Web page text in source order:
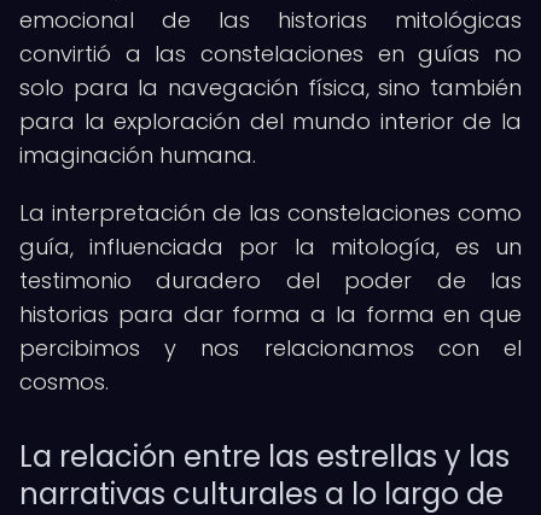
emocional de las historias mitológicas
convirtió a las constelaciones en guías no
solo para la navegación física, sino también
para la exploración del mundo interior de la
imaginación humana.
La interpretación de las constelaciones como
guía, influenciada por la mitología, es un
testimonio duradero del poder de las
historias para dar forma a la forma en que
percibimos y nos relacionamos con el
cosmos.
La relación entre las estrellas y las
narrativas culturales a lo largo de